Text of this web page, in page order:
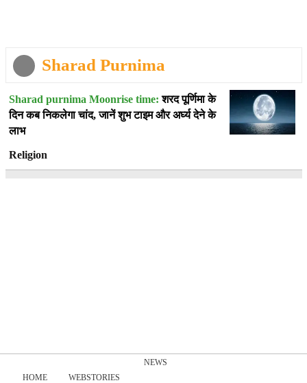
Sharad Purnima
Sharad purnima Moonrise time: शरद पूर्णिमा के
दिन कब निकलेगा चांद, जानें शुभ टाइम और अर्घ्य देने के
लाभ
Religion
HOME WEBSTORIES
NEWS